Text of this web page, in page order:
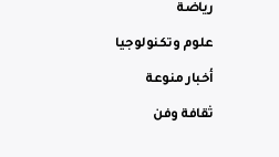
رياضة
علوم وتكنولوجيا
أخبار منوعة
ثقافة وفن